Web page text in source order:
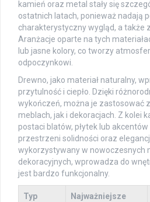
kamień oraz metal stały się
ostatnich latach, ponieważ nadają
charakterystyczny wygląd, a także
Aranżacje oparte na tych
lub jasne kolory, co tworzy
odpoczynkowi.
Drewno, jako materiał naturalny,
przytulność i ciepło. Dzięki
wykończeń, można je zastosować
meblach, jak i dekoracjach. Z kolei
postaci blatów, płytek lub
przestrzeni solidności oraz
wykorzystywany w nowoczesnych
dekoracyjnych, wprowadza do
jest bardzo funkcjonalny.
Typ
Najważniejsze